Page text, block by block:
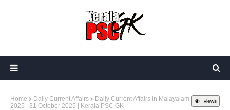
views
Home Daily Current Affairs
Daily Current Affairs in Malayalam
2025 | 31 October 2025 | Kerala PSC GK